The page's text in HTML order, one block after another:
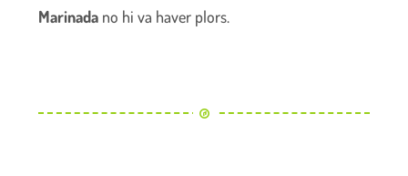
Marinada no hi va haver plors.